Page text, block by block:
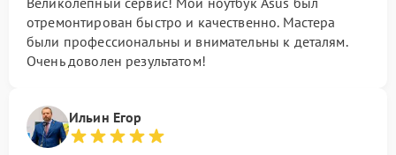
отремонтирован быстро и качественно. Мастера
были профессиональны и внимательны к деталям.
Очень доволен результатом!
Ильин Егор